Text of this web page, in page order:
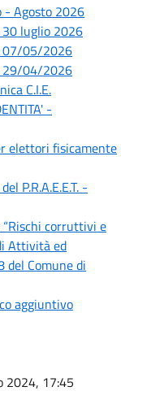
- Agosto 2026
30 luglio 2026
07/05/2026
29/04/2026
C.I.E.
-
elettori fisicamente
P.R.A.E.E.T. -
corruttivi e
Attività ed
del Comune di
aggiuntivo
2024, 17:45